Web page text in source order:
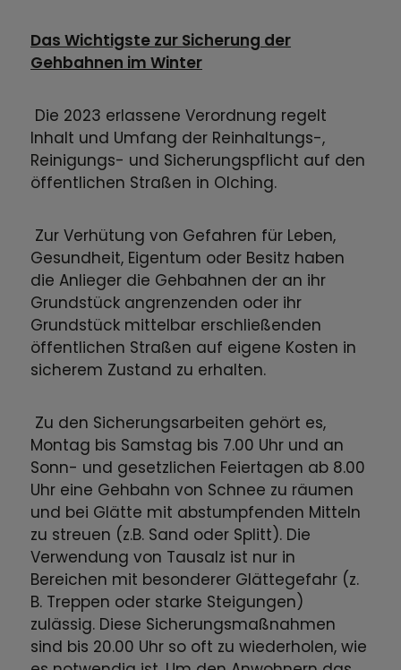
Das Wichtigste zur Sicherung der
Gehbahnen im Winter
Die 2023 erlassene Verordnung regelt
Inhalt und Umfang der Reinhaltungs-,
Reinigungs- und Sicherungspflicht auf den
öffentlichen Straßen in Olching.
Zur Verhütung von Gefahren für Leben,
Gesundheit, Eigentum oder Besitz haben
die Anlieger die Gehbahnen der an ihr
Grundstück angrenzenden oder ihr
Grundstück mittelbar erschließenden
öffentlichen Straßen auf eigene Kosten in
sicherem Zustand zu erhalten.
Zu den Sicherungsarbeiten gehört es,
Montag bis Samstag bis 7.00 Uhr und an
Sonn- und gesetzlichen Feiertagen ab 8.00
Uhr eine Gehbahn von Schnee zu räumen
und bei Glätte mit abstumpfenden Mitteln
zu streuen (z.B. Sand oder Splitt). Die
Verwendung von Tausalz ist nur in
Bereichen mit besonderer Glättegefahr (z.
B. Treppen oder starke Steigungen)
zulässig. Diese Sicherungsmaßnahmen
sind bis 20.00 Uhr so oft zu wiederholen, wie